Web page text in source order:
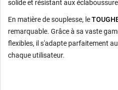
solide et résistant aux
En matière de souplesse, le
remarquable. Grâce à sa vaste
flexibles, il s'adapte parfaitement
chaque utilisateur.